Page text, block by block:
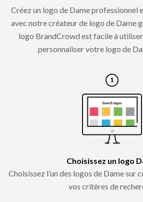
Créez un logo de Dame professionnel
avec notre créateur de logo de Dame
logo BrandCrowd est facile à
personnaliser votre logo de
Choisissez un logo
Choisissez l’un des logos de Dame sur
vos critères de